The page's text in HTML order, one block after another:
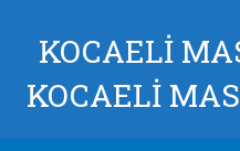
KOCAELI
KOCAELI